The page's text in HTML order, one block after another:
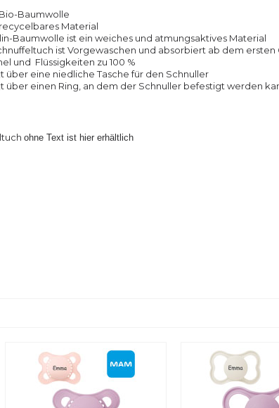
Baumwolle
Material
Baumwolle ist ein weiches und atmungsaktives Material
ist Vorgewaschen und absorbiert ab dem ersten
und Flüssigkeiten zu 100 %
über eine niedliche Tasche für den Schnuller
über einen Ring, an dem der Schnuller befestigt werden
ohne Text ist hiererhältlich